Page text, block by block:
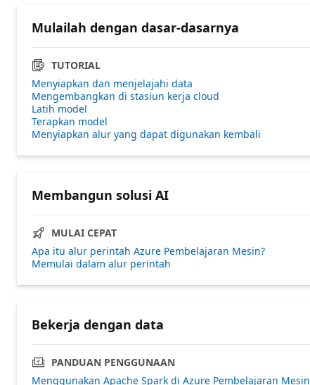
Mulailah dengan dasar-dasarnya
TUTORIAL
Menyiapkan dan menjelajahi data
Mengembangkan di stasiun kerja cloud
Latih model
Terapkan model
Menyiapkan alur yang dapat digunakan kembali
Membangun solusi AI
MULAI CEPAT
Apa itu alur perintah Azure Pembelajaran Mesin?
Memulai dalam alur perintah
Bekerja dengan data
PANDUAN PENGGUNAAN
Menggunakan Apache Spark di Azure Pembelajaran Mesin